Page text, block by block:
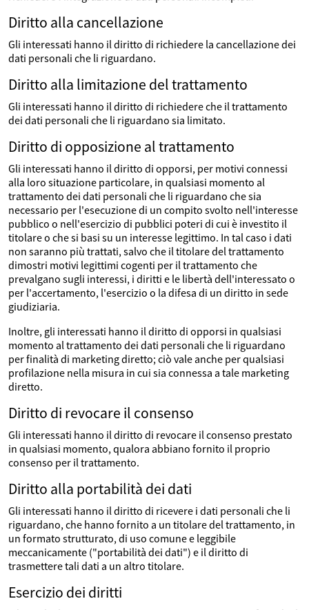
Diritto alla cancellazione
Gli interessati hanno il diritto di richiedere la cancellazione dei
dati personali che li riguardano.
Diritto alla limitazione del trattamento
Gli interessati hanno il diritto di richiedere che il trattamento
dei dati personali che li riguardano sia limitato.
Diritto di opposizione al trattamento
Gli interessati hanno il diritto di opporsi, per motivi connessi
alla loro situazione particolare, in qualsiasi momento al
trattamento dei dati personali che li riguardano che sia
necessario per l'esecuzione di un compito svolto nell'interesse
pubblico o nell'esercizio di pubblici poteri di cui è investito il
titolare o che si basi su un interesse legittimo. In tal caso i dati
non saranno più trattati, salvo che il titolare del trattamento
dimostri motivi legittimi cogenti per il trattamento che
prevalgano sugli interessi, i diritti e le libertà dell'interessato o
per l'accertamento, l'esercizio o la difesa di un diritto in sede
giudiziaria.
Inoltre, gli interessati hanno il diritto di opporsi in qualsiasi
momento al trattamento dei dati personali che li riguardano
per finalità di marketing diretto; ciò vale anche per qualsiasi
profilazione nella misura in cui sia connessa a tale marketing
diretto.
Diritto di revocare il consenso
Gli interessati hanno il diritto di revocare il consenso prestato
in qualsiasi momento, qualora abbiano fornito il proprio
consenso per il trattamento.
Diritto alla portabilità dei dati
Gli interessati hanno il diritto di ricevere i dati personali che li
riguardano, che hanno fornito a un titolare del trattamento, in
un formato strutturato, di uso comune e leggibile
meccanicamente ("portabilità dei dati") e il diritto di
trasmettere tali dati a un altro titolare.
Esercizio dei diritti